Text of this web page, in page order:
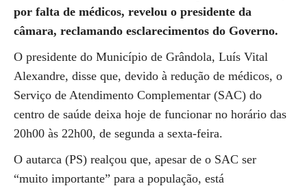
por falta de médicos, revelou o presidente da
câmara, reclamando esclarecimentos do Governo.
O presidente do Município de Grândola, Luís Vital
Alexandre, disse que, devido à redução de médicos, o
Serviço de Atendimento Complementar (SAC) do
centro de saúde deixa hoje de funcionar no horário das
20h00 às 22h00, de segunda a sexta-feira.
O autarca (PS) realçou que, apesar de o SAC ser
“muito importante” para a população, está